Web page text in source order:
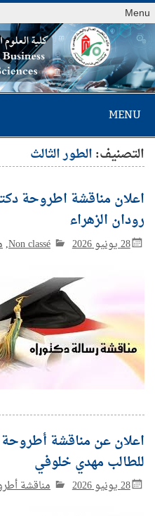
Menu
MENU
التصنيف:الطور الثالث
اعلان مناقشة اطروحة
رودان الزهراء
28 يونيو 2026 Non classé
,
اعلان عن مناقشة أطروحة
للطالب مهدي خلوفي
28 يونيو 2026 مناقشة